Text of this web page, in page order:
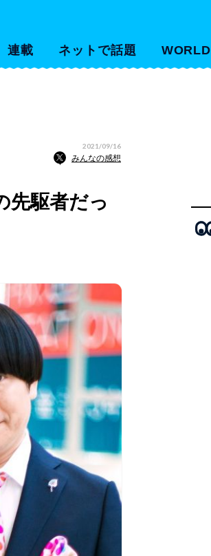
連載 ネットで話題 WORLD
2021/09/16
みんなの感想
先駆者だっ